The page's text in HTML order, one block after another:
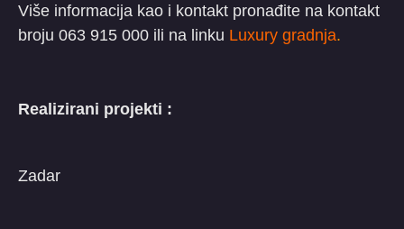
Više informacija kao i kontakt pronađite na kontakt
broju 063 915 000 ili na linku Luxury gradnja.
Realizirani projekti :
Zadar